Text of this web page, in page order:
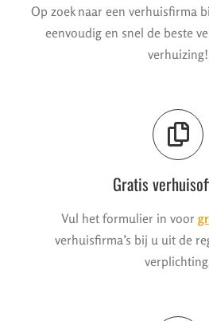
Op zoek naar een verhuisfirma
eenvoudig en snel de beste
verhuizing!
Gratis
Vul het formulier in voor
verhuisfirma’s bij u uit de